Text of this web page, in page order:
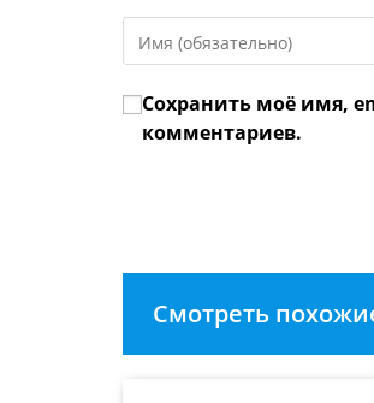
свое
или
имя
Сохранить моё имя,
комментариев.
Смотреть